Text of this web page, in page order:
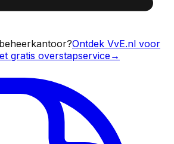
Ontdek VvE.nl voor
gratis overstapservice→